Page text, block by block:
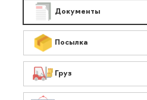
Документы
Посылка
Груз